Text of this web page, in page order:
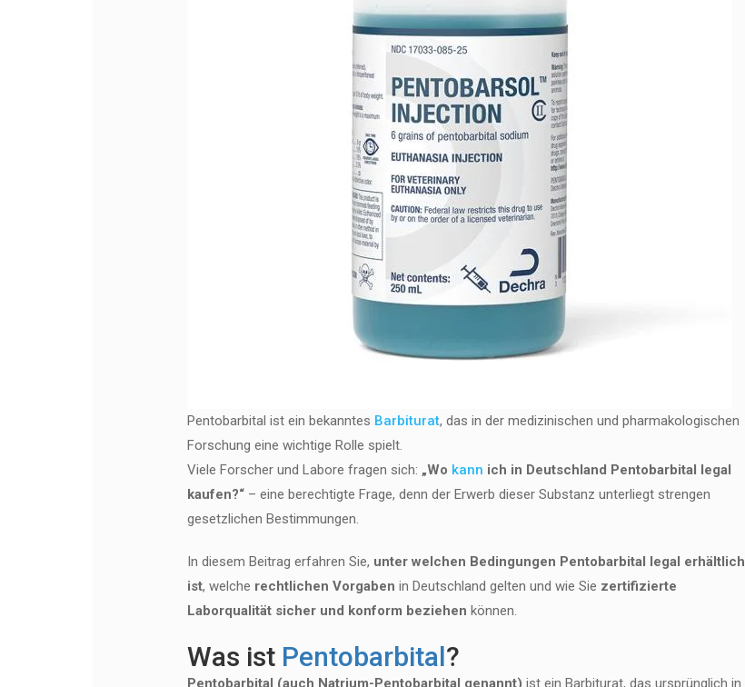
Pentobarbital ist ein bekanntes Barbiturat, das in der medizinischen und pharmakologischen
Forschung eine wichtige Rolle spielt.
Viele Forscher und Labore fragen sich: „Wo kann ich in Deutschland Pentobarbital legal
kaufen?“ – eine berechtigte Frage, denn der Erwerb dieser Substanz unterliegt strengen
gesetzlichen Bestimmungen.
In diesem Beitrag erfahren Sie, unter welchen Bedingungen Pentobarbital legal erhältlich
ist, welche rechtlichen Vorgaben in Deutschland gelten und wie Sie zertifizierte
Laborqualität sicher und konform beziehen können.
Was ist Pentobarbital?
Pentobarbital (auch Natrium-Pentobarbital genannt) ist ein Barbiturat, das ursprünglich in